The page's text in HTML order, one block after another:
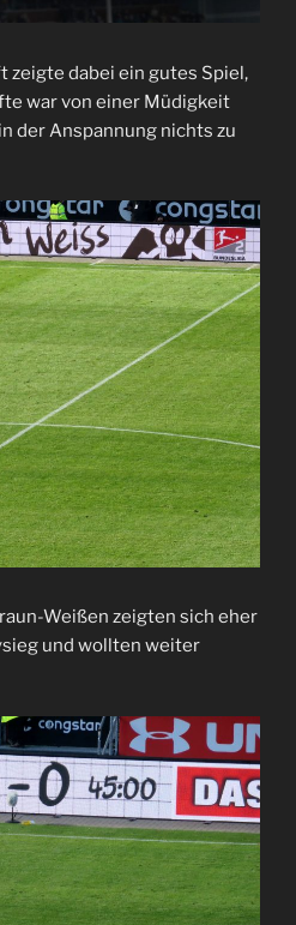
zeigte dabei ein gutes Spiel,
war von einer Müdigkeit
der Anspannung nichts zu
Weißen zeigten sich eher
und wollten weiter